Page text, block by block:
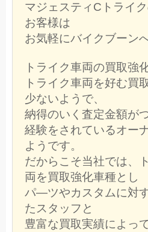
マジェスティCトライ
お客様は
お気軽にバイクブーン
トライク車両の買取強
トライク車両を好む買
少ないようで、
納得のいく査定金額が
経験をされているオー
ようです。
だからこそ当社では、
両を買取強化車種とし
パ―ツやカスタムに対
たスタッフと
豊富な買取実績によっ